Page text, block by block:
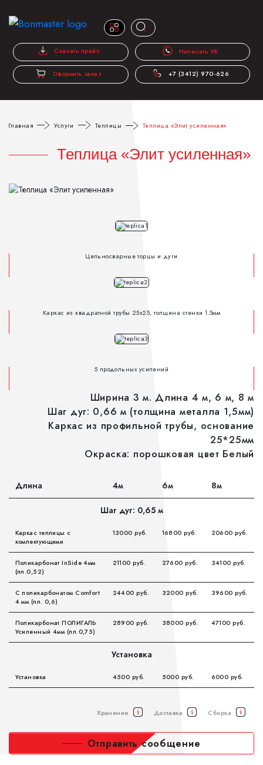
Скачать прайс Написать VK
Оформить заказ +7 (3412) 970-626
Главная Услуги Теплицы Теплица «Элит усиленная»
Теплица «Элит усиленная»
Цельносварные торцы и дуги
Каркас из квадратной трубы 25х25, толщина стенки 1.5мм
5 продольных усилений
Ширина 3 м. Длина 4 м, 6 м, 8 м
Шаг дуг: 0,66 м (толщина металла 1,5мм)
Каркас из профильной трубы, основание
25*25мм
Окраска: порошковая цвет Белый
Длина 4м 6м 8м
Шаг дуг: 0,65 м
Каркас теплицы с
комлектующими
13000 руб. 16800 руб. 20600 руб.
Поликарбонат InSide 4мм
(пл.0,52)
21100 руб. 27600 руб. 34100 руб.
C поликарбонатом Comfort
4 мм (пл. 0,6)
24400 руб. 32000 руб. 39600 руб.
Поликарбонат ПОЛИГАЛЬ
Усиленный 4мм (пл.0,75)
28900 руб. 38000 руб. 47100 руб.
Установка
Установка 4500 руб. 5000 руб. 6000 руб.
Хранение Доставка Сборка
Отправить сообщение